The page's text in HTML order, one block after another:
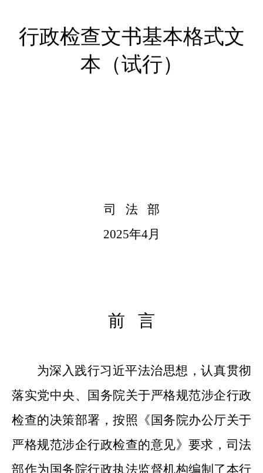
行政检查文书基本格式文
本 （试行）
司 法
部
2025年4月
前 言
为深入 践行习近平法治思想，认真贯彻
落实党中央、国务院关于严格规范涉企行政
检查的决策部署，按照《国务院办公厅关于
严格规范涉企行政检查的意见》要求， 司法
部作为国务院行政执法监督机构编制了本行